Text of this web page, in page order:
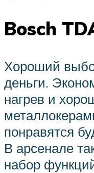
Bosch
Хороший
деньги.
нагрев и
понравятся
В арсенале
набор